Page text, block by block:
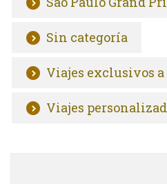
Sin categoría
Viajes exclusivos
Viajes